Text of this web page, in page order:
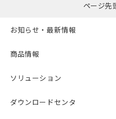
ページ先
お知らせ・最新情報
商品情報
ソリューション
ダウンロードセンタ